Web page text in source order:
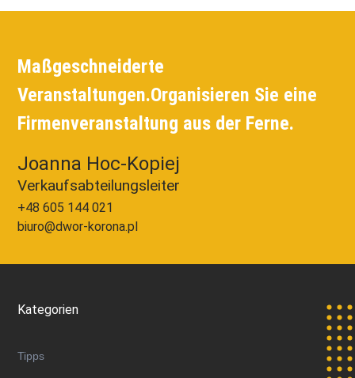
Maßgeschneiderte
Veranstaltungen.Organisieren Sie eine
Firmenveranstaltung aus der Ferne.
Joanna Hoc-Kopiej
Verkaufsabteilungsleiter
+48 605 144 021
biuro@dwor-korona.pl
Kategorien
Tipps